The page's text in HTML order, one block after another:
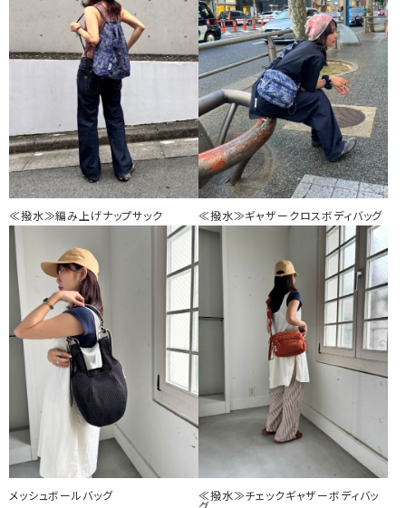
≪撥水≫編み上げナップサック ≪撥水≫ギャザークロスボディバッグ
メッシュボールバッグ
≪撥水≫チェックギャザーボディバッ